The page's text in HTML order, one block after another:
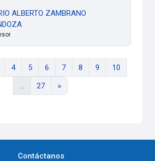
ALBERTO ZAMBRANO
2 3
4Página 4
5Página 5
6Página 6
7Página 7
8Página 8
9Página 9
10Página 10
27Página 27
»Siguiente página
Contáctanos